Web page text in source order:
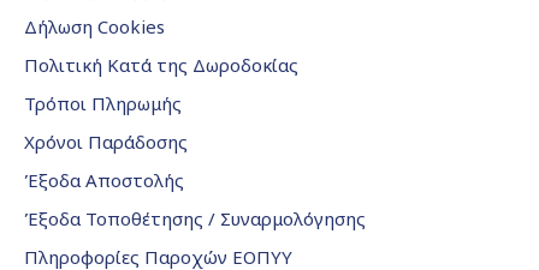
Δήλωση Cookies
Πολιτική Κατά της Δωροδοκίας
Τρόποι Πληρωμής
Χρόνοι Παράδοσης
Έξοδα Αποστολής
Έξοδα Τοποθέτησης / Συναρμολόγησης
Πληροφορίες Παροχών ΕΟΠΥΥ